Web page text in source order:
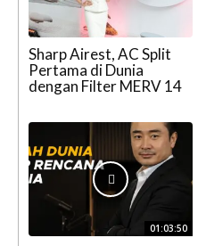
Sharp Airest, AC Split
Pertama di Dunia
dengan Filter MERV 14
01:03:50